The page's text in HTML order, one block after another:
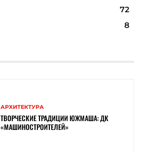
72
8
АРХИТЕКТУРА
ТВОРЧЕСКИЕ ТРАДИЦИИ ЮЖМАША: ДК
«МАШИНОСТРОИТЕЛЕЙ»